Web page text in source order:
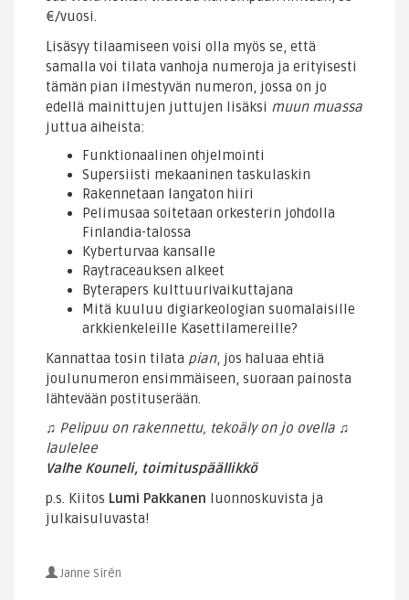
€/vuosi.
Lisäsyy tilaamiseen voisi olla myös se, että
samalla voi tilata vanhoja numeroja ja erityisesti
tämän pian ilmestyvän numeron, jossa on jo
edellä mainittujen juttujen lisäksi muun muassa
juttua aiheista:
Funktionaalinen ohjelmointi
Supersiisti mekaaninen taskulaskin
Rakennetaan langaton hiiri
Pelimusaa soitetaan orkesterin johdolla
Finlandia-talossa
Kyberturvaa kansalle
Raytraceauksen alkeet
Byterapers kulttuurivaikuttajana
Mitä kuuluu digiarkeologian suomalaisille
arkkienkeleille Kasettilamereille?
Kannattaa tosin tilata pian, jos haluaa ehtiä
joulunumeron ensimmäiseen, suoraan painosta
lähtevään postituserään.
♫ Pelipuu on rakennettu, tekoäly on jo ovella ♫
laulelee
Valhe Kouneli, toimituspäällikkö
p.s. Kiitos Lumi Pakkanen luonnoskuvista ja
julkaisuluvasta!
Janne Sirén